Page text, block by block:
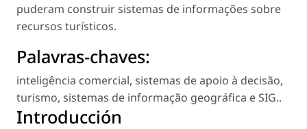
puderam construir sistemas de informações sobre
recursos turísticos.
Palavras-chaves:
inteligência comercial, sistemas de apoio à decisão,
turismo, sistemas de informação geográfica e SIG..
Introducción